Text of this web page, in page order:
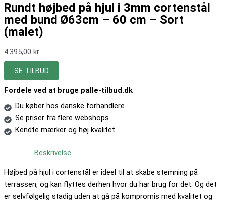
Rundt højbed på hjul i 3mm cortenstål
med bund Ø63cm – 60 cm – Sort
(malet)
4.395,00 kr.
SE TILBUD
Fordele ved at bruge palle-tilbud.dk
Du køber hos danske forhandlere
Se priser fra flere webshops
Kendte mærker og høj kvalitet
Beskrivelse
Højbed på hjul i cortenstål er ideel til at skabe stemning på
terrassen, og kan flyttes derhen hvor du har brug for det. Og det
er selvfølgelig stadig uden at gå på kompromis med kvalitet og